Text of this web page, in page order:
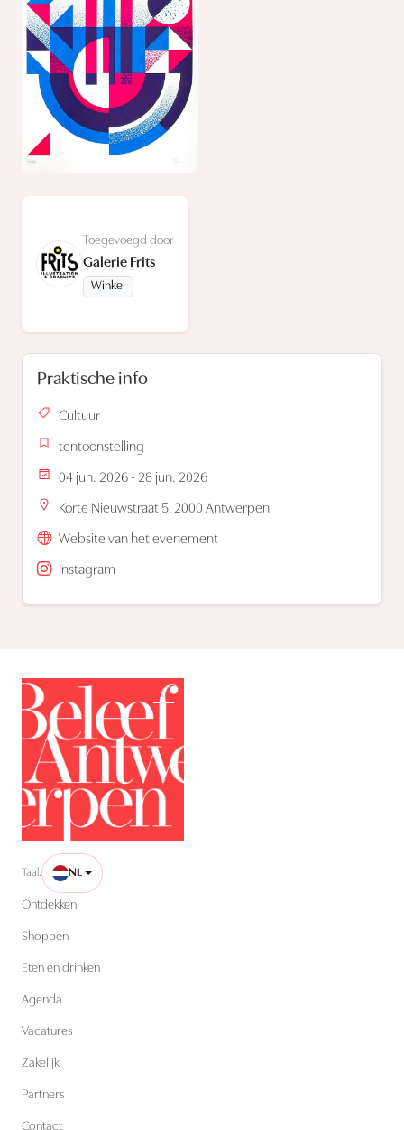
Toegevoegd door
Galerie Frits
Winkel
Praktische info
Cultuur
tentoonstelling
04 jun. 2026 - 28 jun. 2026
Korte Nieuwstraat 5, 2000 Antwerpen
Website van het evenement
Instagram
Taal: NL
Ontdekken
Shoppen
Eten en drinken
Agenda
Vacatures
Zakelijk
Partners
Contact